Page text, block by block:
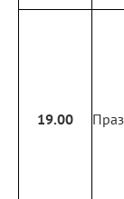
19.00